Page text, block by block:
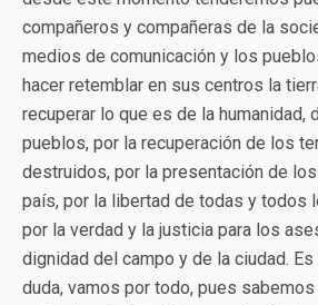
compañeros y compañeras de la
medios de comunicación y los
hacer retemblar en sus centros la
recuperar lo que es de la humanidad,
pueblos, por la recuperación de los
destruidos, por la presentación de
país, por la libertad de todas y todos
por la verdad y la justicia para los
dignidad del campo y de la ciudad. Es
duda, vamos por todo, pues